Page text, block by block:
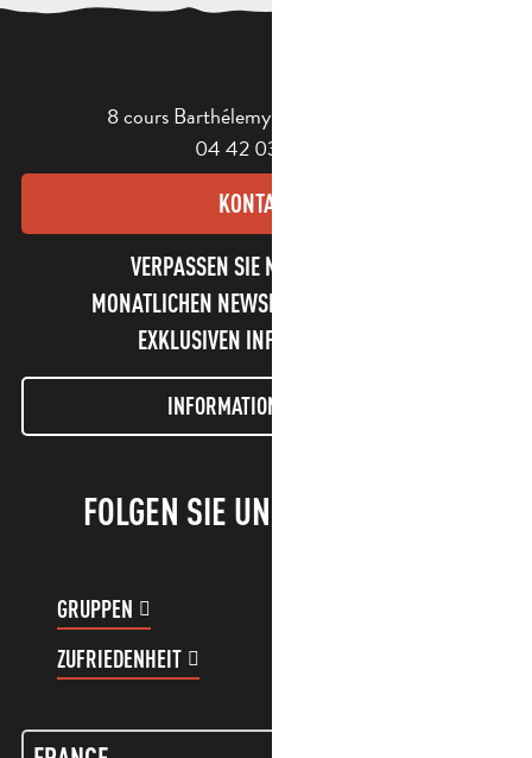
8 cours Barthélemy - 13400 Aubagne
04 42 03 49 98
KONTAKT
VERPASSEN SIE NICHT UNSEREN
MONATLICHEN NEWSLETTER UND UNSERE
EXKLUSIVEN INFORMATIONEN!
INFORMATIONEN LETTER
FOLGEN SIE UNS!
GRUPPEN
ZUFRIEDENHEIT